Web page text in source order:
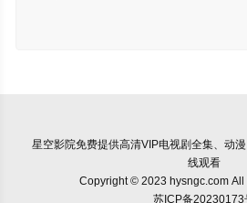
星空影院免费提供高清VIP电视剧全集、动
线观看
Copyright © 2023 hysngc.com All
苏ICP备20230173